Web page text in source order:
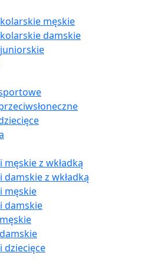
męskie
damskie
męskie z wkładką
damskie z wkładką
męskie
damskie
dziecięce